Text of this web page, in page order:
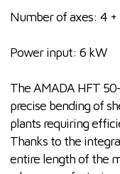
Number of axes: 4 +
Power input: 6 kW
The AMADA HFT
precise bending of
plants requiring
Thanks to the
entire length of the